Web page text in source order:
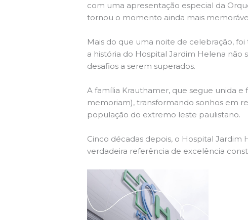
com uma apresentação especial da
tornou o momento ainda mais
Mais do que uma noite de celebração,
a história do Hospital Jardim Helena não
desafios a serem superados.
A família Krauthamer, que segue unida
memoriam), transformando sonhos em
população do extremo leste paulistano.
Cinco décadas depois, o Hospital
verdadeira referência de excelência